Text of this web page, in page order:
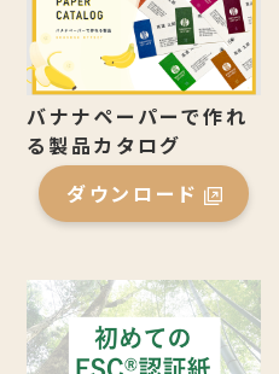
バナナペーパーで作れ
る製品カタログ
ダウンロード